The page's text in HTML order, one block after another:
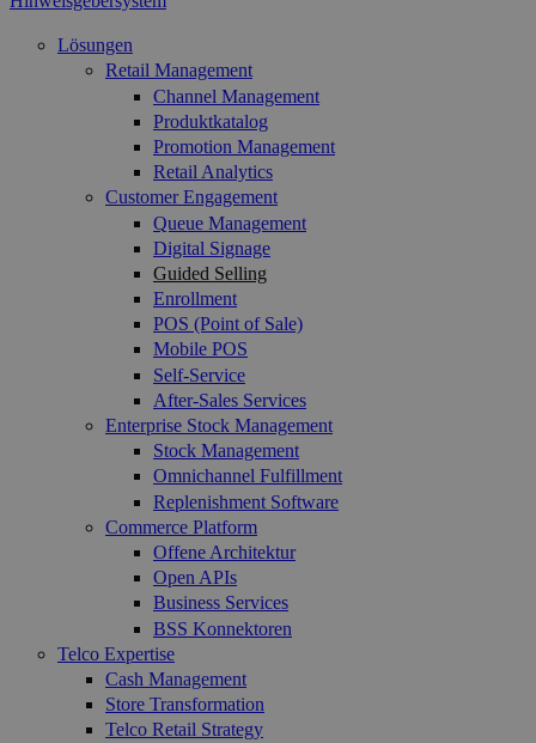
Lösungen
Retail Management
Channel Management
Produktkatalog
Promotion Management
Retail Analytics
Customer Engagement
Queue Management
Digital Signage
Guided Selling
Enrollment
POS (Point of Sale)
Mobile POS
Self-Service
After-Sales Services
Enterprise Stock Management
Stock Management
Omnichannel Fulfillment
Replenishment Software
Commerce Platform
Offene Architektur
Open APIs
Business Services
BSS Konnektoren
Telco Expertise
Cash Management
Store Transformation
Telco Retail Strategy